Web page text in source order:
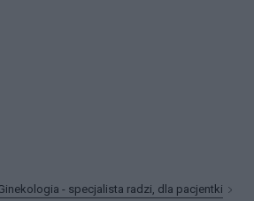
- specjalista radzi, dla pacjentki